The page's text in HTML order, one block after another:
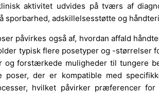
aktivitet udvides på tværs af
adskillelsesstøtte og
påvirkes også af, hvordan affald
typisk flere posetyper og -størrelser
og forstærkede muligheder til tungere
poser, der er kompatible med
hvilket påvirker præferencer